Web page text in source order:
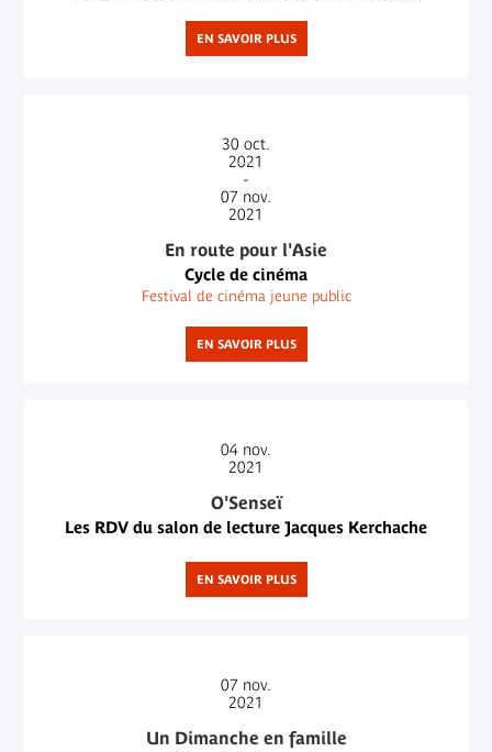
EN SAVOIR PLUS
30 oct.
2021
-
07 nov.
2021
En route pour l'Asie
Cycle de cinéma
Festival de cinéma jeune public
EN SAVOIR PLUS
04 nov.
2021
O'Senseï
Les RDV du salon de lecture Jacques Kerchache
EN SAVOIR PLUS
07 nov.
2021
Un Dimanche en famille